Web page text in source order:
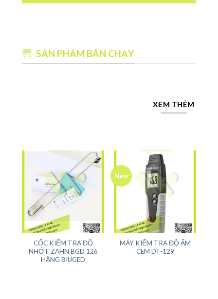
SẢN PHẨM BÁN CHẠY
XEM THÊM
CỐC KIỂM TRA ĐỘ
NHỚT ZAHN BGD 126
HÃNG BIUGED
New
MÁY KIỂM TRA ĐỘ ẨM
CEM DT-129